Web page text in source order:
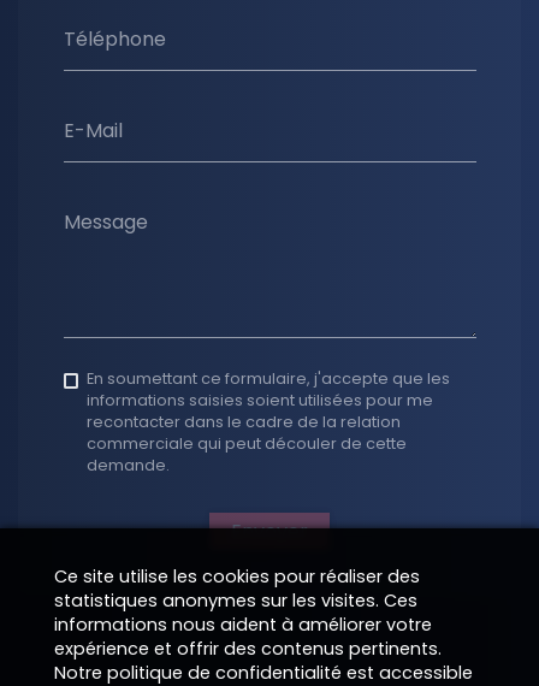
Téléphone
E-Mail
Message
En soumettant ce formulaire, j'accepte que les
informations saisies soient utilisées pour me
recontacter dans le cadre de la relation
commerciale qui peut découler de cette
demande.
Envoyer
Ce site utilise les cookies pour réaliser des
statistiques anonymes sur les visites. Ces
informations nous aident à améliorer votre
expérience et offrir des contenus pertinents.
Notre politique de confidentialité est accessible